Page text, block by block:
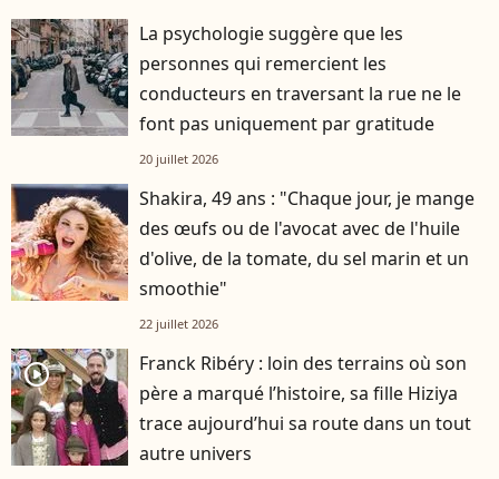
La psychologie suggère que les
personnes qui remercient les
conducteurs en traversant la rue ne le
font pas uniquement par gratitude
20 juillet 2026
Shakira, 49 ans : "Chaque jour, je mange
des œufs ou de l'avocat avec de l'huile
d'olive, de la tomate, du sel marin et un
smoothie"
22 juillet 2026
player2
Franck Ribéry : loin des terrains où son
père a marqué l’histoire, sa fille Hiziya
trace aujourd’hui sa route dans un tout
autre univers